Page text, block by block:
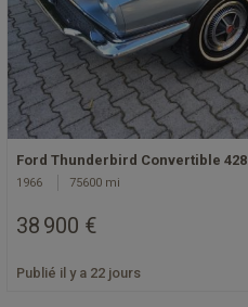
Ford Thunderbird Convertible 428
1966 75600 mi
38 900 €
Publié il y a 22 jours